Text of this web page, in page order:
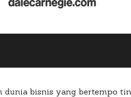
dunia bisnis yang bertempo